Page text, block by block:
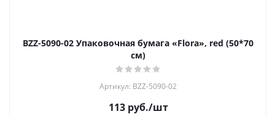
BZZ-5090-02 Упаковочная бумага «Flora», red (50*70
см)
Артикул: BZZ-5090-02
113руб./шт